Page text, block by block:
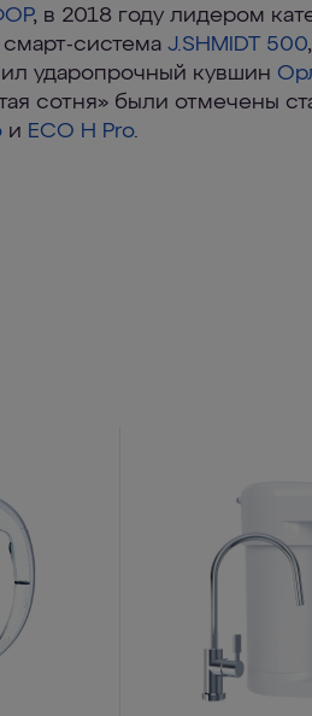
, в 2018 году лидером
система J.SHMIDT 500
ударопрочный кувшин
сотня» были отмечены
и ECO H Pro.